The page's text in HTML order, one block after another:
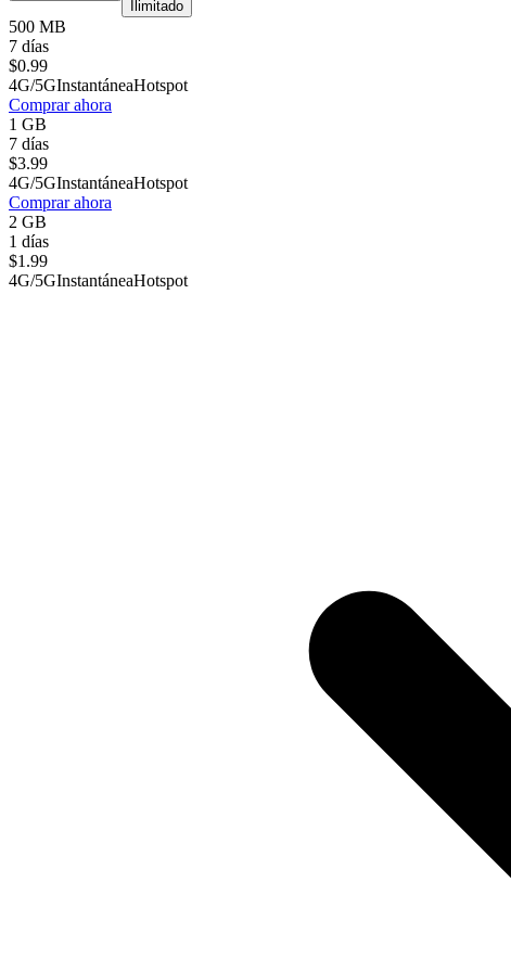
Ilimitado
500 MB
7 días
$0.99
4G/5GInstantáneaHotspot
Comprar ahora
1 GB
7 días
$3.99
4G/5GInstantáneaHotspot
Comprar ahora
2 GB
1 días
$1.99
4G/5GInstantáneaHotspot